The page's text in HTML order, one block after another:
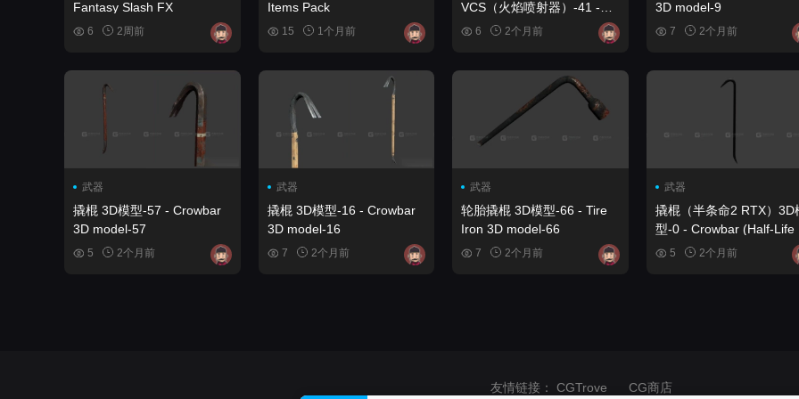
Fantasy Slash FX
6 2周前
Items Pack
15 1个月前
VCS（火焰喷射器）-41 -
GTA VC, SA, LCS, VCS
(Flamethrower) 3D model-
6 2个月前
3D model-9
7 2个月前
武器
撬棍 3D模型-57 - Crowbar
3D model-57
5 2个月前
武器
撬棍 3D模型-16 - Crowbar
3D model-16
7 2个月前
武器
轮胎撬棍 3D模型-66 - Tire
Iron 3D model-66
7 2个月前
武器
撬棍（半条命2 RTX）3D
型-0 - Crowbar (Half-Life
RTX) 3D model-0
5 2个月前
友情链接： CGTrove CG商店